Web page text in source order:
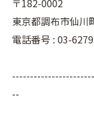
〒182-0002
東京都調布市仙川
電話番号 : 03-
--